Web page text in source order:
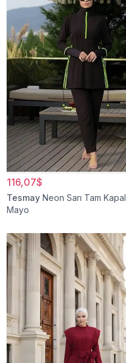
116,07$
Tesmay Neon Sarı Tam
Mayo